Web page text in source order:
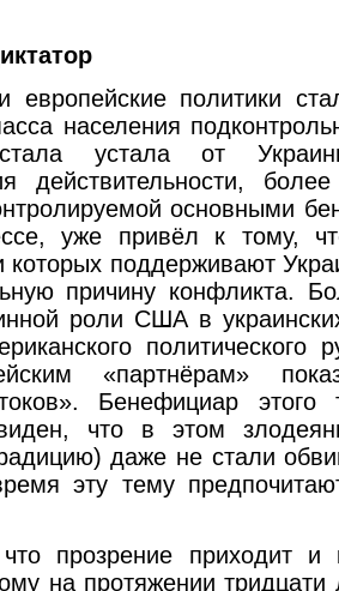
европейские политики
населения
устала от
действительности, более
основными
уже привёл к тому,
которых поддерживают
причину конфликта.
роли США в
политического
«партнёрам»
Бенефициар этого
что в этом
даже не стали
эту тему
прозрение приходит и
на протяжении тридцати